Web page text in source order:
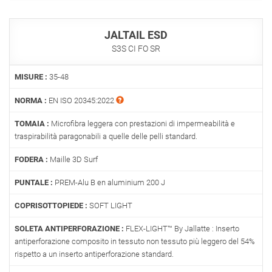
JALTAIL ESD
S3S CI FO SR
MISURE : 35-48
NORMA : EN ISO 20345:2022
TOMAIA : Microfibra leggera con prestazioni di impermeabilità e
traspirabilità paragonabili a quelle delle pelli standard.
FODERA : Maille 3D Surf
PUNTALE : PREM-Alu B en aluminium 200 J
COPRISOTTOPIEDE : SOFT LIGHT
SOLETA ANTIPERFORAZIONE : FLEX-LIGHT™ By Jallatte : Inserto
antiperforazione composito in tessuto non tessuto più leggero del 54%
rispetto a un inserto antiperforazione standard.